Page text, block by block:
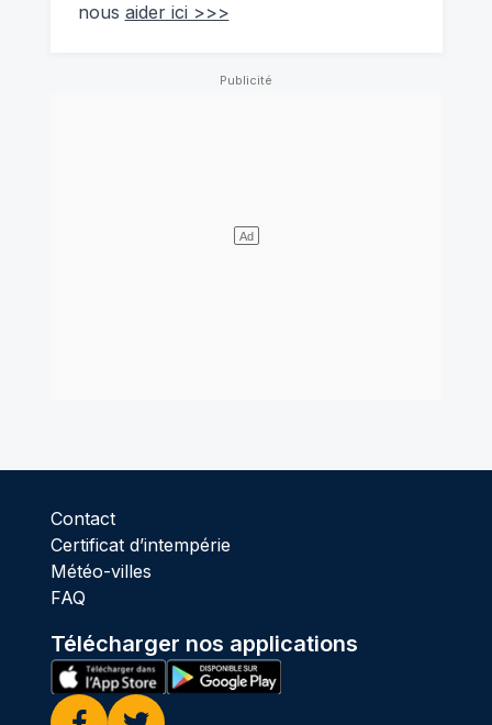
nous aider ici >>>
Contact
Certificat d’intempérie
Météo-villes
FAQ
Télécharger nos applications